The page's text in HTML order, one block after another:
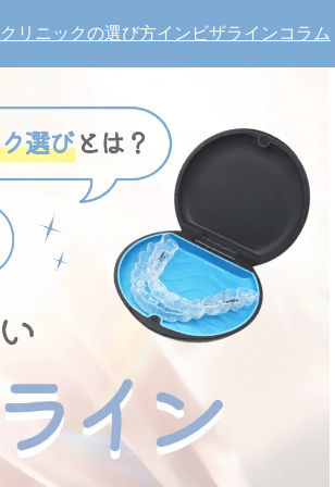
リニックの選び方インビザラインコラム